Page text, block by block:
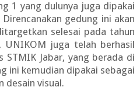
1 yang dulunya juga dipakai
gedung ini akan
selesai pada tahun
UNIKOM juga telah berhasil
STMIK Jabar, yang berada di
ini kemudian dipakai sebagai
desain visual.